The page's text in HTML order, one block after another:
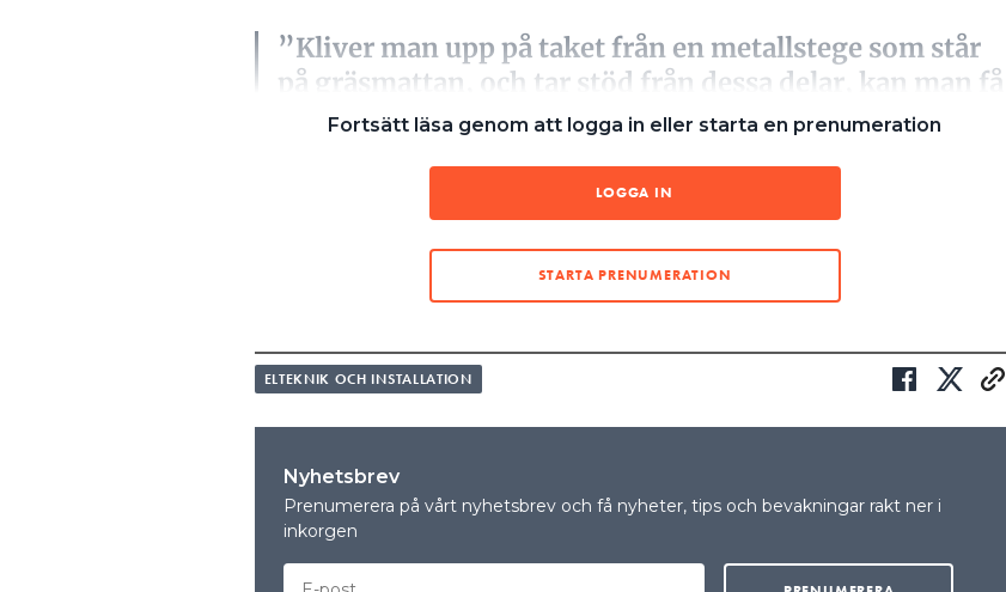
”Kliver man upp på taket från en metallstege som står
på gräsmattan, och tar stöd från dessa delar, kan man få
sig en kyss så att man trillar ner.”
JORDA SOLCELLERNA? ”MER OCH MER VÄXELRIKTARE UTAN GALVANISK ÅTSKILJNING”
en gång för alla – ska solceller funktionsjordas eller inte? I expertgruppen finns
representanter från Installatörsföretagen, Svensk Solenergi, SEK Svensk
Elstandard och Elsäkerhetsverket.
– I vårt förtydligande av praxis förklarar vi mer om hur man ska tänka vid
solcellsinstallationer. De behöver normalt sett funktionsjordas för att detektion
av isolationsfel ska fungera väl över tid, säger Mikael Carlson, teknisk expert hos
Elsäkerhetsverket.
Fortsätt läsa genom att logga in eller starta en prenumeration
LOGGA IN
STARTA PRENUMERATION
ELTEKNIK OCH INSTALLATION
Nyhetsbrev
Prenumerera på vårt nyhetsbrev och få nyheter, tips och bevakningar rakt ner i
inkorgen